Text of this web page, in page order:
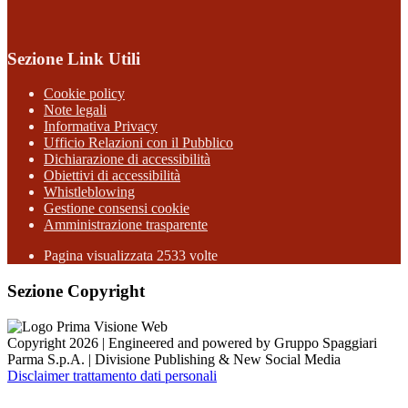
Sezione Link Utili
Cookie policy
Note legali
Informativa Privacy
Ufficio Relazioni con il Pubblico
Dichiarazione di accessibilità
Obiettivi di accessibilità
Whistleblowing
Gestione consensi cookie
Amministrazione trasparente
Pagina visualizzata 2533 volte
Sezione Copyright
Copyright 2026 | Engineered and powered by Gruppo Spaggiari
Parma S.p.A. | Divisione Publishing & New Social Media
Disclaimer trattamento dati personali